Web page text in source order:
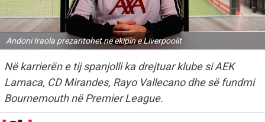
Andoni Iraola prezantohet në ekipin e Liverpoolit
Në karrierën e tij spanjolli ka drejtuar klube si AEK
Larnaca, CD Mirandes, Rayo Vallecano dhe së fundmi
Bournemouth në Premier League.